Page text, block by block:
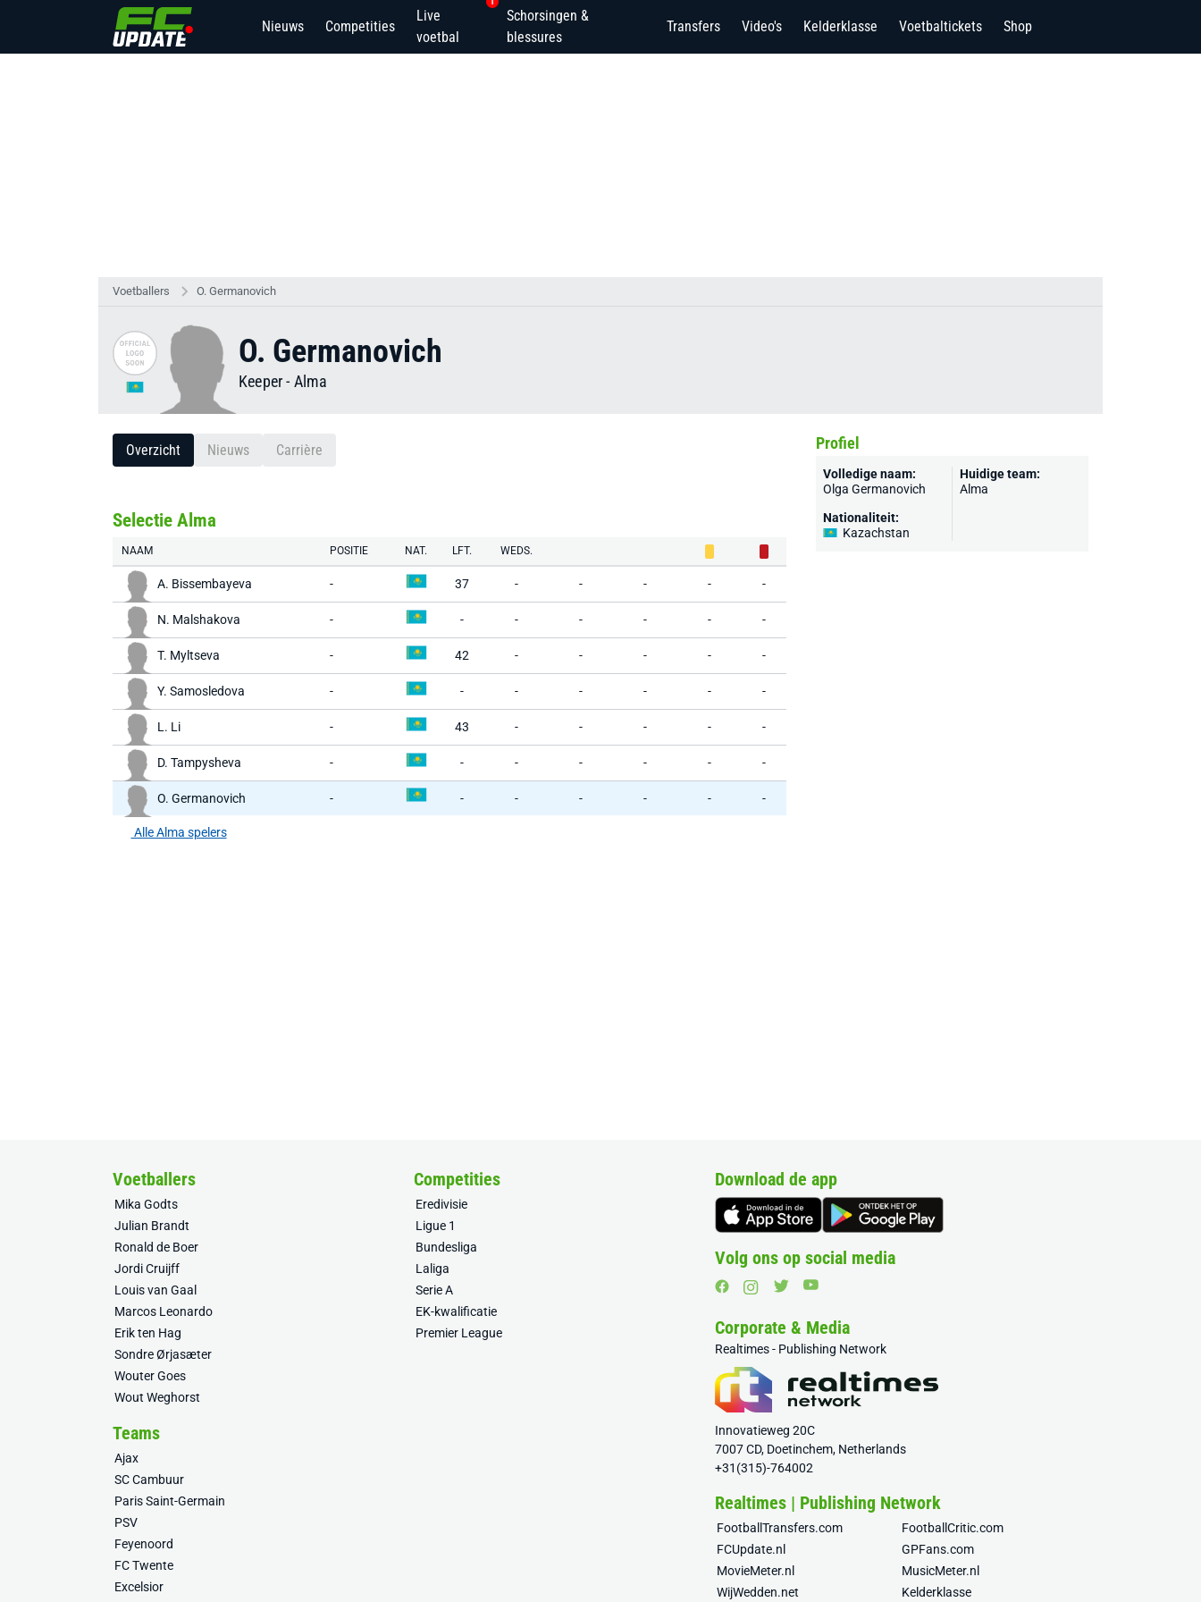
Nieuws Competities
Live
voetbal
Schorsingen &
blessures
Transfers Video's Kelderklasse Voetbaltickets Shop
Voetballers O. Germanovich
O. Germanovich
Keeper- Alma
Overzicht Nieuws Carrière
Selectie Alma
NAAM POSITIE NAT. LFT. WEDS.
A. Bissembayeva - 37 - - - - -
N. Malshakova - - - - - - -
T. Myltseva - 42 - - - - -
Y. Samosledova - - - - - - -
L. Li - 43 - - - - -
D. Tampysheva - - - - - - -
O. Germanovich - - - - - - -
Alle Alma spelers
Profiel
Volledige naam:
Olga Germanovich
Nationaliteit:
Kazachstan
Huidige team:
Alma
Voetballers
Mika Godts
Julian Brandt
Ronald de Boer
Jordi Cruijff
Louis van Gaal
Marcos Leonardo
Erik ten Hag
Sondre Ørjasæter
Wouter Goes
Wout Weghorst
Competities
Eredivisie
Ligue 1
Bundesliga
Laliga
Serie A
EK-kwalificatie
Premier League
Teams
Ajax
SC Cambuur
Paris Saint-Germain
PSV
Feyenoord
FC Twente
Excelsior
Download de app
Volg ons op social media
Corporate & Media
Realtimes - Publishing Network
Innovatieweg 20C
7007 CD, Doetinchem, Netherlands
+31(315)-764002
Realtimes | Publishing Network
FootballTransfers.com
FootballCritic.com
FCUpdate.nl
GPFans.com
MovieMeter.nl
MusicMeter.nl
WijWedden.net
Kelderklasse